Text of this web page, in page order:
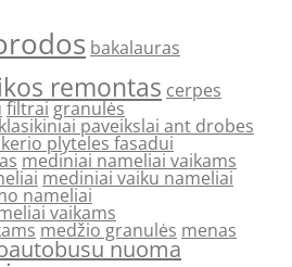
bakalauras
remontas cerpes
filtraigranulės
klasikiniai paveikslai ant drobes
plyteles fasadui
mediniai nameliai vaikams
mediniai vaiku nameliai
nameliai
vaikams
medžio granulės menas
nuoma